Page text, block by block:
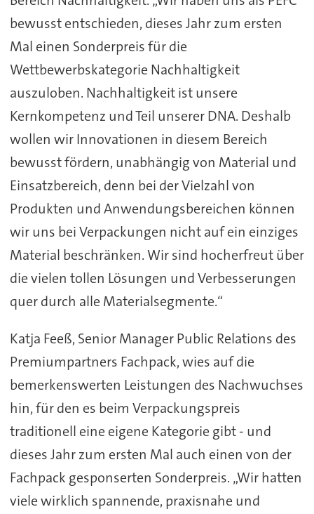
bewusst entschieden, dieses Jahr zum ersten
Mal einen Sonderpreis für die
Wettbewerbskategorie Nachhaltigkeit
auszuloben. Nachhaltigkeit ist unsere
Kernkompetenz und Teil unserer DNA. Deshalb
wollen wir Innovationen in diesem Bereich
bewusst fördern, unabhängig von Material und
Einsatzbereich, denn bei der Vielzahl von
Produkten und Anwendungsbereichen können
wir uns bei Verpackungen nicht auf ein einziges
Material beschränken. Wir sind hocherfreut über
die vielen tollen Lösungen und Verbesserungen
quer durch alle Materialsegmente.“
Katja Feeß, Senior Manager Public Relations des
Premiumpartners Fachpack, wies auf die
bemerkenswerten Leistungen des Nachwuchses
hin, für den es beim Verpackungspreis
traditionell eine eigene Kategorie gibt - und
dieses Jahr zum ersten Mal auch einen von der
Fachpack gesponserten Sonderpreis. „Wir hatten
viele wirklich spannende, praxisnahe und